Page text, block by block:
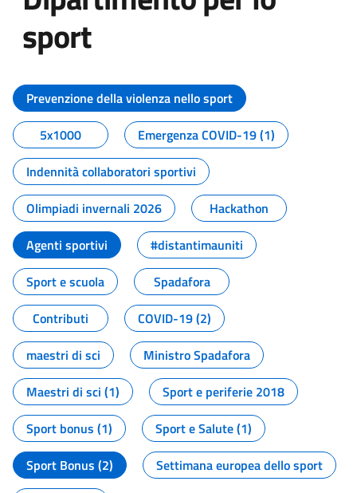
sport
Tutti i contenuti della pagina
Prevenzione della violenza nello sport
5x1000
Emergenza COVID-19 (1)
Indennità collaboratori sportivi
Olimpiadi invernali 2026
Hackathon
Agenti sportivi
#distantimauniti
Sport e scuola
Spadafora
Contributi
COVID-19 (2)
maestri di sci
Ministro Spadafora
Maestri di sci (1)
Sport e periferie 2018
Sport bonus (1)
Sport e Salute (1)
Sport Bonus (2)
Settimana europea dello sport